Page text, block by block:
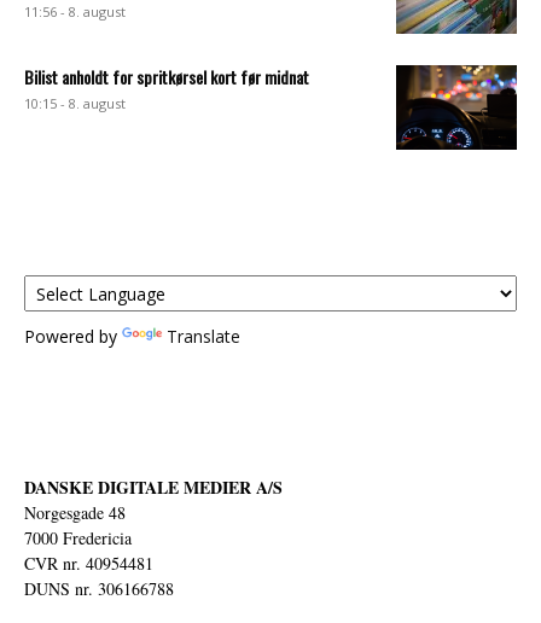
11:56 - 8. august
Bilist anholdt for spritkørsel kort før midnat
10:15 - 8. august
Powered by Translate
DANSKE DIGITALE MEDIER A/S
Norgesgade 48
7000 Fredericia
CVR nr. 40954481
DUNS nr. 306166788